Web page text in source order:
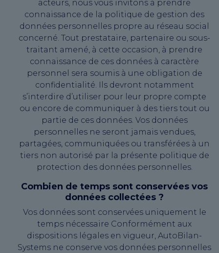
acteurs, nous vous invitons à prendre
connaissance de la politique de gestion des
données personnelles propre au réseau social
concerné. Tout prestataire, partenaire ou sous-
traitant amené, à cette occasion, à prendre
connaissance de ces données à caractère
personnel sera soumis à une obligation de
confidentialité. Ils devront notamment
s’interdire d’utiliser pour leur propre compte
ou encore de communiquer à des tiers tout ou
partie de ces données. Vos données
personnelles ne seront jamais vendues,
partagées, communiquées ou transférées à un
tiers non autorisé par la présente politique de
protection des données personnelles.
Combien de temps sont conservées vos
données collectées ?
Vos données sont conservées uniquement le
temps nécessaire Conformément aux
dispositions légales en vigueur, AutoBilan-
Systems ne conserve vos données personnelles